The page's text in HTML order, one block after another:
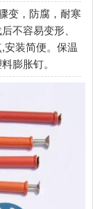
变，防腐，耐寒
不容易变形、
安装简便。保温
膨胀钉。